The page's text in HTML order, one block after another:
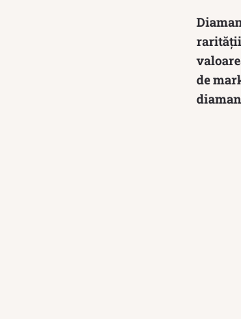
rarității
de